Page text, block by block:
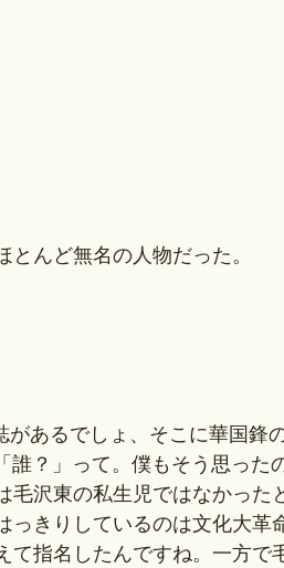
んど無名の人物だった。
あるでしょ、そこに華国鋒
誰？」って。僕もそう思った
毛沢東の私生児ではなかった
きりしているのは文化大革
指名したんですね。一方で